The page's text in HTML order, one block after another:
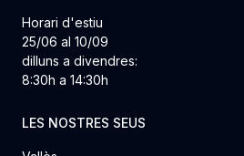
Horari d'estiu
25/06 al 10/09
dilluns a divendres:
8:30h a 14:30h
LES NOSTRES SEUS